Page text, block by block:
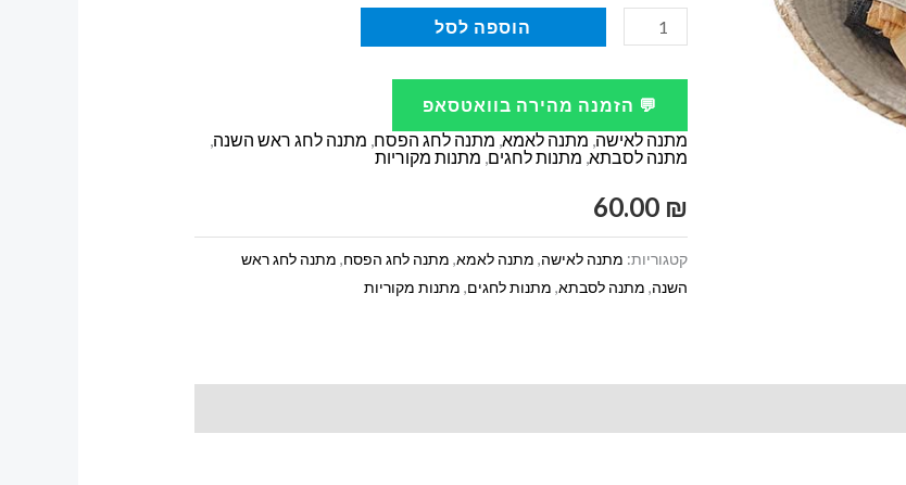
כמות
מארז
המטבח
של
הוספה לסל
💬 הזמנה מהירה בוואטסאפ
מתנה לאישה, מתנה לאמא, מתנה לחג הפסח, מתנה לחג ראש השנה,
מתנה לסבתא, מתנות לחגים, מתנות מקוריות
60.00 ₪
קטגוריות: מתנה לאישה, מתנה לאמא, מתנה לחג הפסח, מתנה לחג ראש
השנה, מתנה לסבתא, מתנות לחגים, מתנות מקוריות